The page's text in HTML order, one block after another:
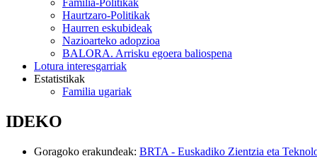
Haurtzaro-Politikak
Haurren eskubideak
Nazioarteko adopzioa
BALORA. Arrisku egoera baliospena
Lotura interesgarriak
Estatistikak
Familia ugariak
IDEKO
Goragoko erakundeak: BRTA - Euskadiko Zientzia eta